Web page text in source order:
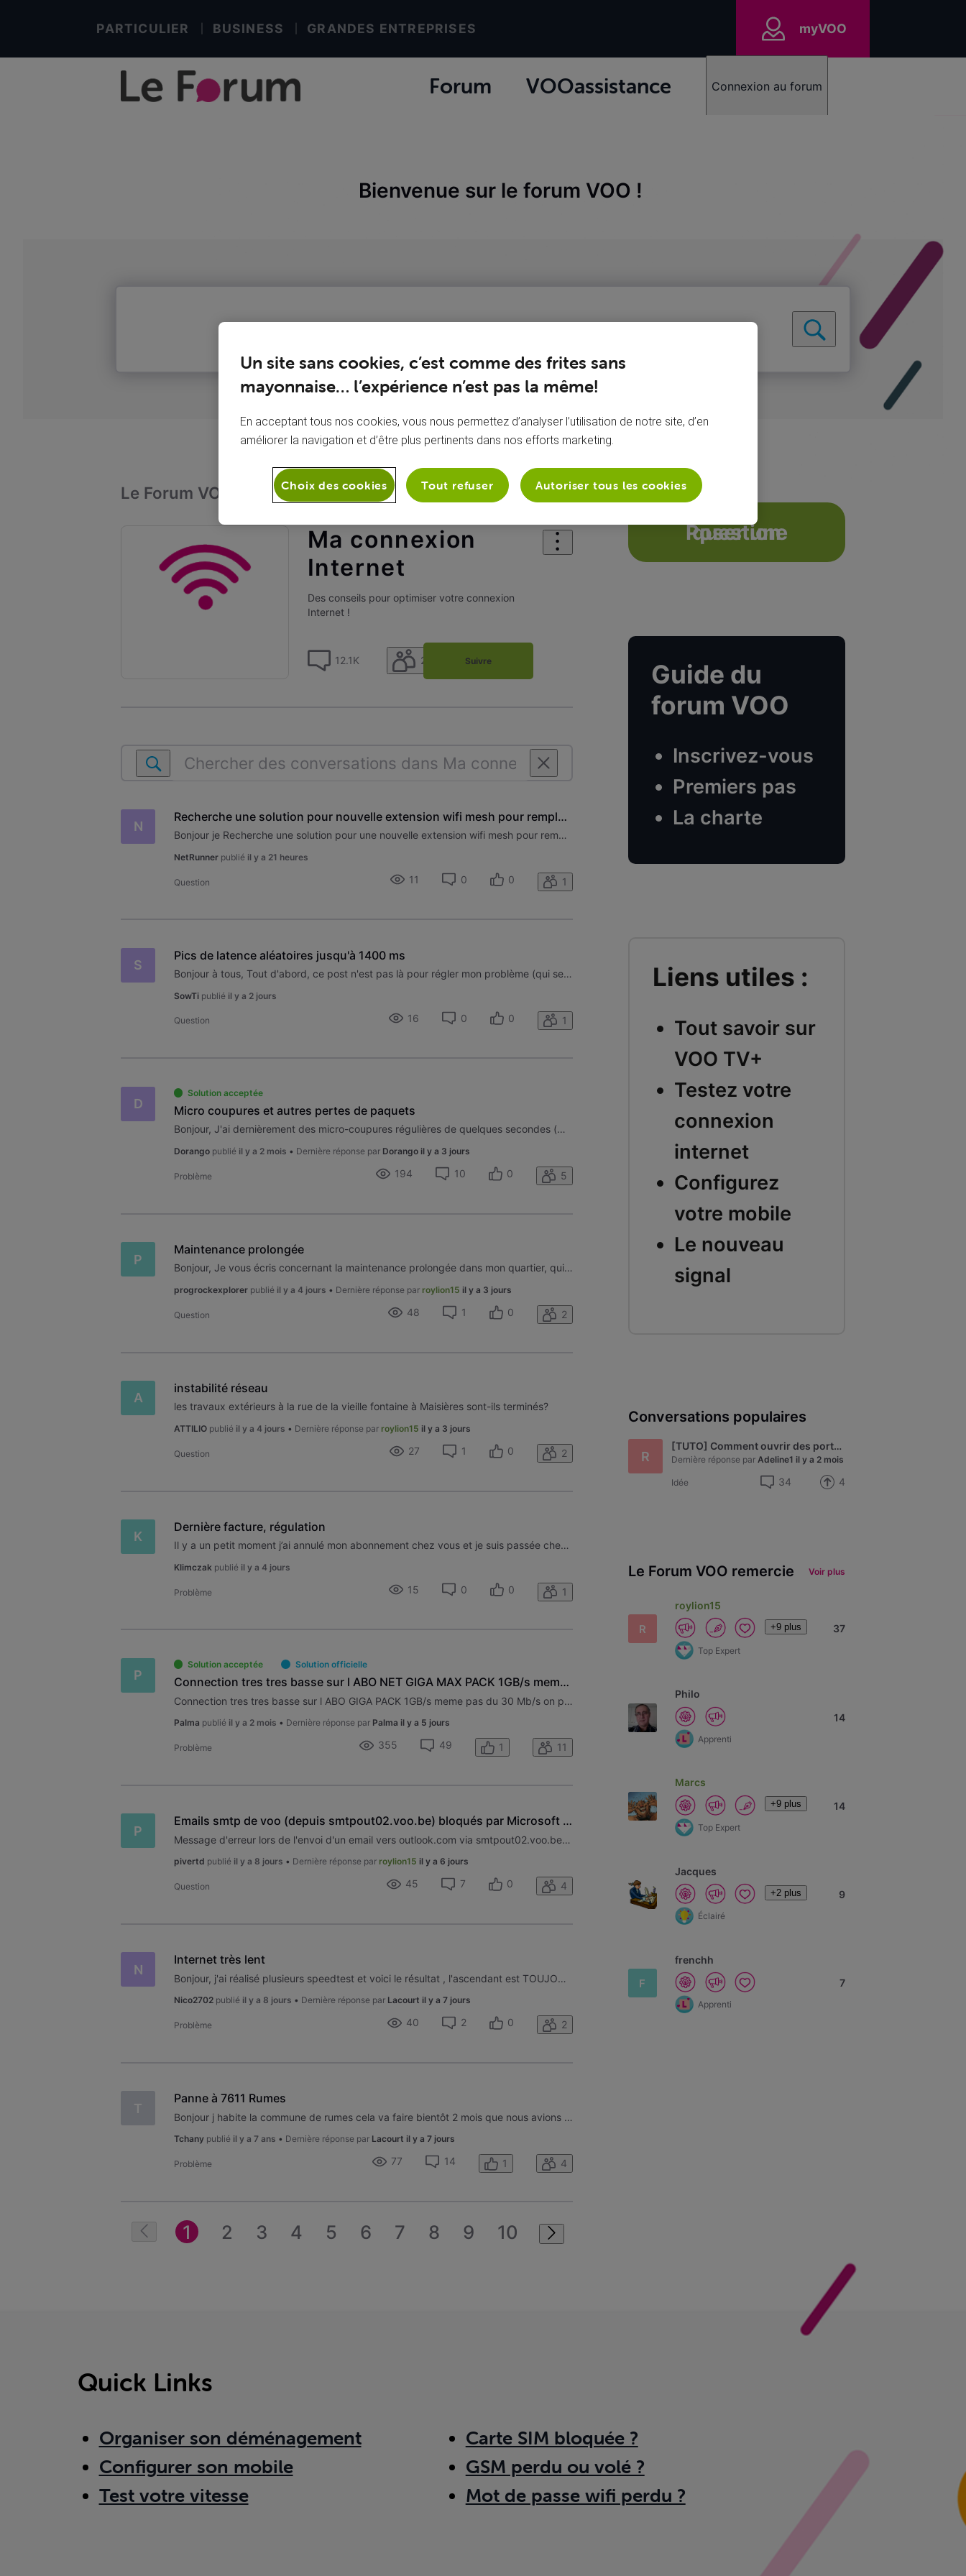
PARTICULIER BUSINESS GRANDES ENTREPRISES myVOO
Forum VOOassistance Connexion au forum
Bienvenue sur le forum VOO !
Le Forum VOO Internet Ma connexion Internet
Ma connexion
Internet
Des conseils pour optimiser votre connexion
Internet !
12.1K 238 Suivre
Chercher
dans
Ma
connexion
Internet
N
Recherche une solution pour nouvelle extension wifi mesh pour remplacer les 4 répéteurs Netgear ac2200 nighthawk 7300 v2.
Bonjour je Recherche une solution pour une nouvelle extension wifi mesh pour remplacer les 4 répéteurs Netgear ac2200 nighthawk 7300 v2. actuelle. Actuellement 24 appareils connecté Puissance réseau 2.5 et 5GB Pack Internet Fixe • NET GIGA MAX (download: 1 Gbps, upload: 50 Mbps, illimité)* Quatro Ne
NetRunner publié il y a 21 heures
Question 11 0 0 1
S
Pics de latence aléatoires jusqu'à 1400 ms
Bonjour à tous, Tout d'abord, ce post n'est pas là pour régler mon problème (qui semble ne pas être visible du côté de chez VOO...), mais bien pour avoir des CONSEILS (comme à dit le technicien au téléphone) sur comment « réduire », voire « régler » mes problèmes de latence. Je m'explique. Étant un
SowTi publié il y a 2 jours
Question 16 0 0 1
D
Solution acceptée
Micro coupures et autres pertes de paquets
Bonjour, J'ai dernièrement des micro-coupures régulières de quelques secondes (mais suffisante pour tout "faire sauter"). J'ai aussi énormément d'alerte de haute latence et de perte de paquets. Mon routeur voo est en mode bridge , j'ai un routeur perso Ubiquiti UDR7 derrière j'ai donc les logs conce
Dorango publié il y a 2 mois • Dernière réponse par Dorango il y a 3 jours
Problème 194 10 0 5
P
Maintenance prolongée
Bonjour, Je vous écris concernant la maintenance prolongée dans mon quartier, qui a entraîné une interruption de service de deux jours. Votre communication se limite à des généralités sur "l’entretien et la modernisation du réseau", sans aucune précision sur : La nature exacte des travaux : Pourquoi
progrockexplorer publié il y a 4 jours • Dernière réponse par roylion15 il y a 3 jours
Question 48 1 0 2
A
instabilité réseau
les travaux extérieurs à la rue de la vieille fontaine à Maisières sont-ils terminés?
ATTILIO publié il y a 4 jours • Dernière réponse par roylion15 il y a 3 jours
Question 27 1 0 2
K
Dernière facture, régulation
Il y a un petit moment j’ai annulé mon abonnement chez vous et je suis passée chez Orange puisque il travaille à partir de l’année prochaine ensemble. Je n’ai toujours pas reçu la facture de Clôturassions, ni par l’e-mail, ni par message . Je pense qu’il y a un problème de niveau communication, car
Klimczak publié il y a 4 jours
Problème 15 0 0 1
P
Solution acceptée Solution officielle
Connection tres tres basse sur l ABO NET GIGA MAX PACK 1GB/s meme pas du 30 Mb/s et meme des deco frequente
Connection tres tres basse sur l ABO GIGA PACK 1GB/s meme pas du 30 Mb/s on paie o paie et et ca fonctionne mal ????? Province du Hainault ---- Le Roeulx
Palma publié il y a 2 mois • Dernière réponse par Palma il y a 5 jours
Problème 355 49 1 11
P
Emails smtp de voo (depuis smtpout02.voo.be) bloqués par Microsoft vers outlook.com
Message d'erreur lors de l'envoi d'un email vers outlook.com via smtpout02.voo.be This is the mail system at host smtpout02.voo.be.I'm sorry to have to inform you that your message could notbe delivered to one or more recipients. It's attached below.For further assistance, please send mail to postma
pivertd publié il y a 8 jours • Dernière réponse par roylion15 il y a 6 jours
Question 45 7 0 4
N
Internet très lent
Bonjour, j'ai réalisé plusieurs speedtest et voici le résultat , l'ascendant est TOUJOURS au plus bas ce qui rend la connexion très lente et presque inutilisable, j'ai eteind/rallumé le modem et même réinitaliser, rien n'y fait, que faire ? Cela dure depuis 1 semaine et c'est tres FRUSTRANT
Nico2702 publié il y a 8 jours • Dernière réponse par Lacourt il y a 7 jours
Problème 40 2 0 2
T
Panne à 7611 Rumes
Bonjour j habite la commune de rumes cela va faire bientôt 2 mois que nous avions des coupures (internet et voo box ) depuis 2 mois je téléphone tout le temps et toujours la même réponse " c est un gros problème sur le réseaux c est une grosse panne cela va être rétablie au plus vite ... oui fin 2 m
Tchany publié il y a 7 ans • Dernière réponse par Lacourt il y a 7 jours
Problème 77 14 1 4
1 2 3 4 5 6 7 8 9 10
Poser une question
Guide du
forum VOO
Inscrivez-vous
Premiers pas
La charte
Liens utiles :
Tout savoir sur
VOO TV+
Testez votre
connexion
internet
Configurez
votre mobile
Le nouveau
signal
Conversations populaires
R
[TUTO] Comment ouvrir des ports sur le nouveau modem Technicolor de VOO - modèle CGA4233
Dernière réponse par Adeline1 il y a 2 mois
Idée 34 4
Le Forum VOO remercie Voir plus
R
roylion15
+9 plus
Top Expert
37
Philo
Apprenti
14
Marcs
+9 plus
Top Expert
14
Jacques
+2 plus
Éclairé
9
F
frenchh
Apprenti
7
Quick Links
Organiser son déménagement
Configurer son mobile
Test votre vitesse
Carte SIM bloquée ?
GSM perdu ou volé ?
Mot de passe wifi perdu ?
Un site sans cookies, c’est comme des frites sans
mayonnaise… l’expérience n’est pas la même!
En acceptant tous nos cookies, vous nous permettez d’analyser l’utilisation de notre site, d’en
améliorer la navigation et d’être plus pertinents dans nos efforts marketing.
Tout refuser Autoriser tous les cookies
Choix des cookies